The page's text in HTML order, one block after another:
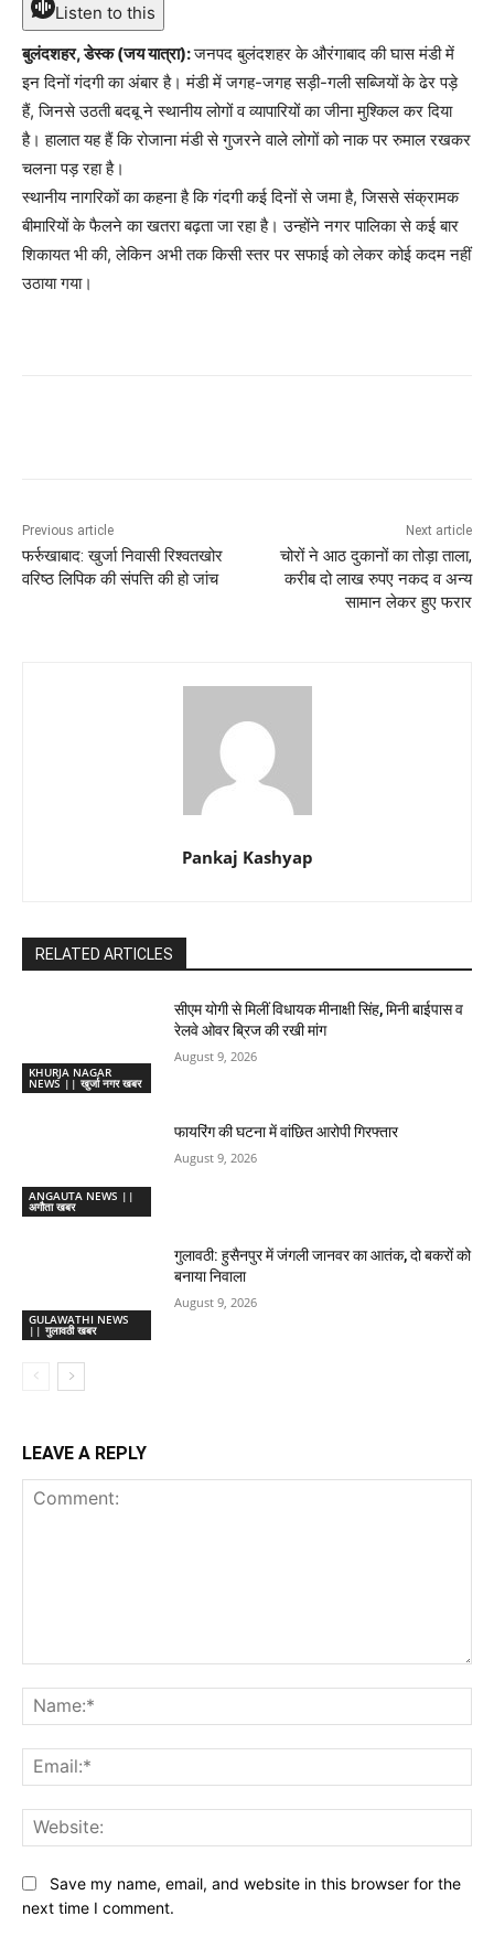
Listen to this
बुलंदशहर, डेस्क (जय यात्रा):जनपद बुलंदशहर के औरंगाबाद की घास मंडी में
इन दिनों गंदगी का अंबार है। मंडी में जगह-जगह सड़ी-गली सब्जियों के ढेर पड़े
हैं, जिनसे उठती बदबू ने स्थानीय लोगों व व्यापारियों का जीना मुश्किल कर दिया
है। हालात यह हैं कि रोजाना मंडी से गुजरने वाले लोगों को नाक पर रुमाल रखकर
चलना पड़ रहा है।
स्थानीय नागरिकों का कहना है कि गंदगी कई दिनों से जमा है, जिससे संक्रामक
बीमारियों के फैलने का खतरा बढ़ता जा रहा है। उन्होंने नगर पालिका से कई बार
शिकायत भी की, लेकिन अभी तक किसी स्तर पर सफाई को लेकर कोई कदम नहीं
उठाया गया।
Previous article
फर्रुखाबाद: खुर्जा निवासी रिश्वतखोर
वरिष्ठ लिपिक की संपत्ति की हो जांच
Next article
चोरों ने आठ दुकानों का तोड़ा ताला,
करीब दो लाख रुपए नकद व अन्य
सामान लेकर हुए फरार
Pankaj Kashyap
RELATED ARTICLES
KHURJA NAGAR
NEWS || खुर्जा नगर खबर
सीएम योगी से मिलीं विधायक मीनाक्षी सिंह, मिनी बाईपास व
रेलवे ओवर ब्रिज की रखी मांग
August 9, 2026
ANGAUTA NEWS ||
अगौता खबर
फायरिंग की घटना में वांछित आरोपी गिरफ्तार
August 9, 2026
GULAWATHI NEWS
|| गुलावठी खबर
गुलावठी: हुसैनपुर में जंगली जानवर का आतंक, दो बकरों को
बनाया निवाला
August 9, 2026
LEAVE A REPLY
Save my name, email, and website in this browser for the
next time I comment.